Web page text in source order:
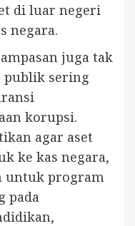
di luar negeri
negara.
juga tak
publik sering
korupsi.
agar aset
ke kas negara,
untuk program
pada